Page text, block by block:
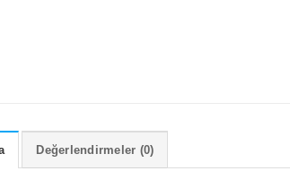
Değerlendirmeler (0)